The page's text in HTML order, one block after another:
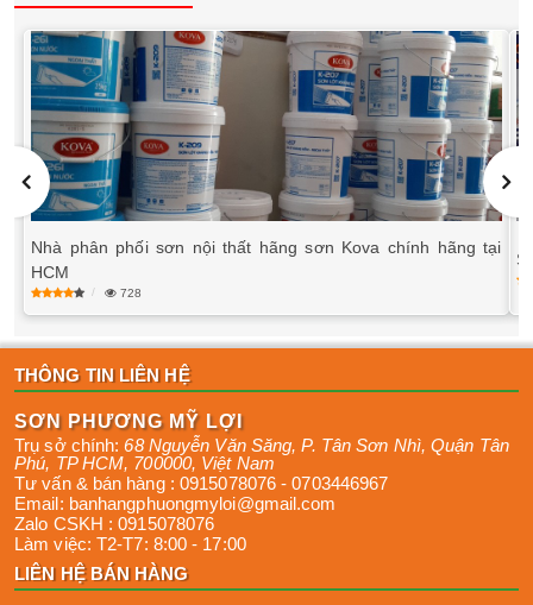
Nhà phân phối sơn nội thất hãng sơn Kova chính hãng tại
HCM
728
THÔNG TIN LIÊN HỆ
SƠN PHƯƠNG MỸ LỢI
Trụ sở chính:68 Nguyễn Văn Săng, P. Tân Sơn Nhì,Quận Tân
Phú, TP HCM, 700000, Việt Nam
Tư vấn & bán hàng : 0915078076 -0703446967
Email: banhangphuongmyloi@gmail.com
Zalo CSKH :0915078076
Làm việc: T2-T7: 8:00 - 17:00
LIÊN HỆ BÁN HÀNG